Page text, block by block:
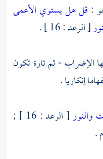
: قل هل يستوي الأعمى
[ الرعد : 16 ] .
الإضراب - ثم تارة تكون
إنكاريا .
والنور
[ الرعد : 16 ] ;
.